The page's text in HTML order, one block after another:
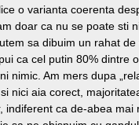
o varianta coerenta
doar ca nu se poate sti
sa dibuim un rahat de
ca cel putin 80% dintre
nimic. Am mers dupa
nici aia corect,
indiferent ca de-abea